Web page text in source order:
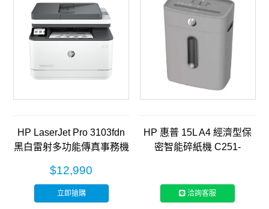
HP LaserJet Pro 3103fdn
黑白雷射多功能傳真事務機
$12,990
立即搶購
HP 惠普 15L A4 經濟型保
密智能碎紙機 C251-
洽詢客服